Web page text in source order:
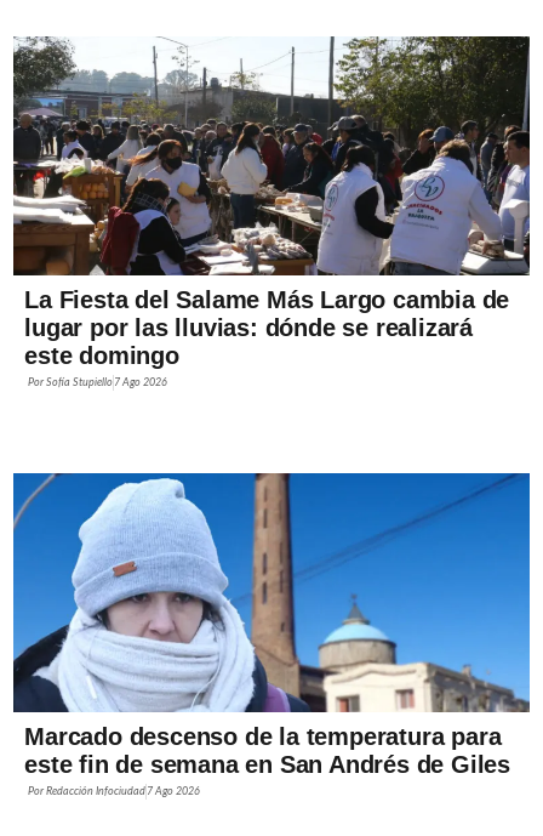
La Fiesta del Salame Más Largo cambia de
lugar por las lluvias: dónde se realizará
este domingo
PorSofía Stupiello 7 Ago 2026
Marcado descenso de la temperatura para
este fin de semana en San Andrés de Giles
PorRedacción Infociudad 7 Ago 2026